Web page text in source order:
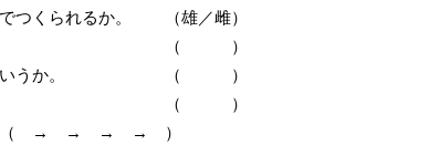
つくられるか。 （雄／雌）
というか。 （ ）
を何というか。 （ ）
というか。 （ ）
。 （ → → → → ）